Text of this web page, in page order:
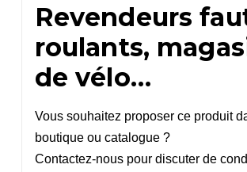
Revendeurs
roulants,
de vélo…
Vous souhaitez proposer ce produit
boutique ou catalogue ?
Contactez-nous pour discuter de